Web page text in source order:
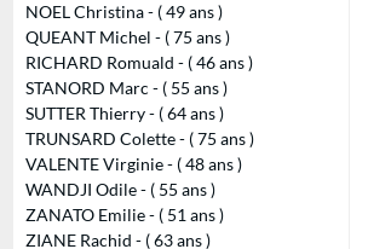
NOEL Christina - ( 49 ans )
QUEANT Michel - ( 75 ans )
RICHARD Romuald - ( 46 ans )
STANORD Marc - ( 55 ans )
SUTTER Thierry - ( 64 ans )
TRUNSARD Colette - ( 75 ans )
VALENTE Virginie - ( 48 ans )
WANDJI Odile - ( 55 ans )
ZANATO Emilie - ( 51 ans )
ZIANE Rachid - ( 63 ans )